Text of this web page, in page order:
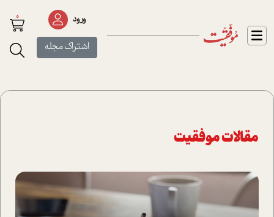
ورود
اشتراک مجله
0
مقالات موفقیت